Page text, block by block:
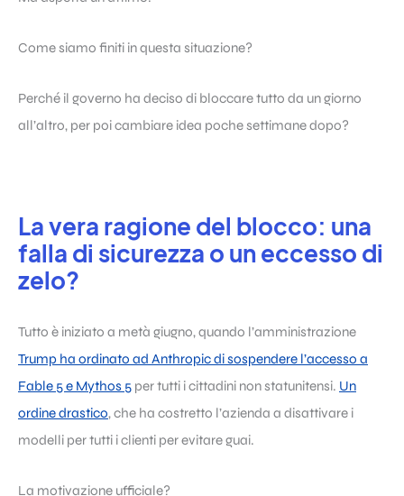
Come siamo finiti in questa situazione?
Perché il governo ha deciso di bloccare tutto da un giorno
all’altro, per poi cambiare idea poche settimane dopo?
La vera ragione del blocco: una
falla di sicurezza o un eccesso di
zelo?
Tutto è iniziato a metà giugno, quando l’amministrazione
Trump ha ordinato ad Anthropic di sospendere l’accesso a
Fable 5 e Mythos 5 per tutti i cittadini non statunitensi. Un
ordine drastico, che ha costretto l’azienda a disattivare i
modelli per tutti i clienti per evitare guai.
La motivazione ufficiale?